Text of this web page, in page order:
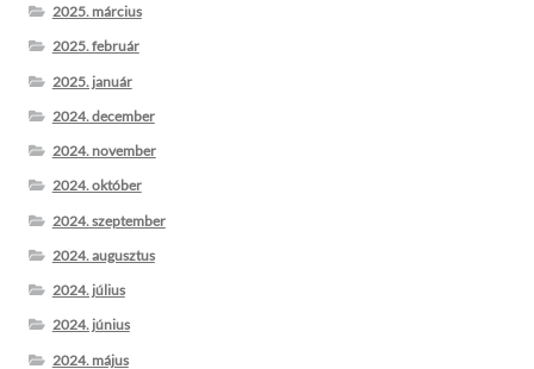
2025. március
2025. február
2025. január
2024. december
2024. november
2024. október
2024. szeptember
2024. augusztus
2024. július
2024. június
2024. május